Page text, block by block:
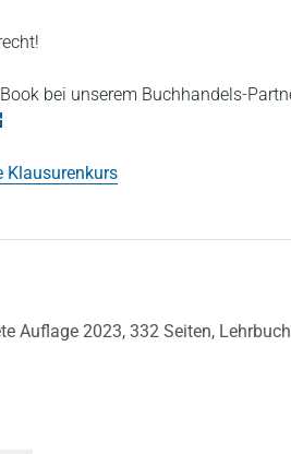
bei unserem Buchhandels-
Klausurenkurs
Auflage 2023, 332 Seiten,